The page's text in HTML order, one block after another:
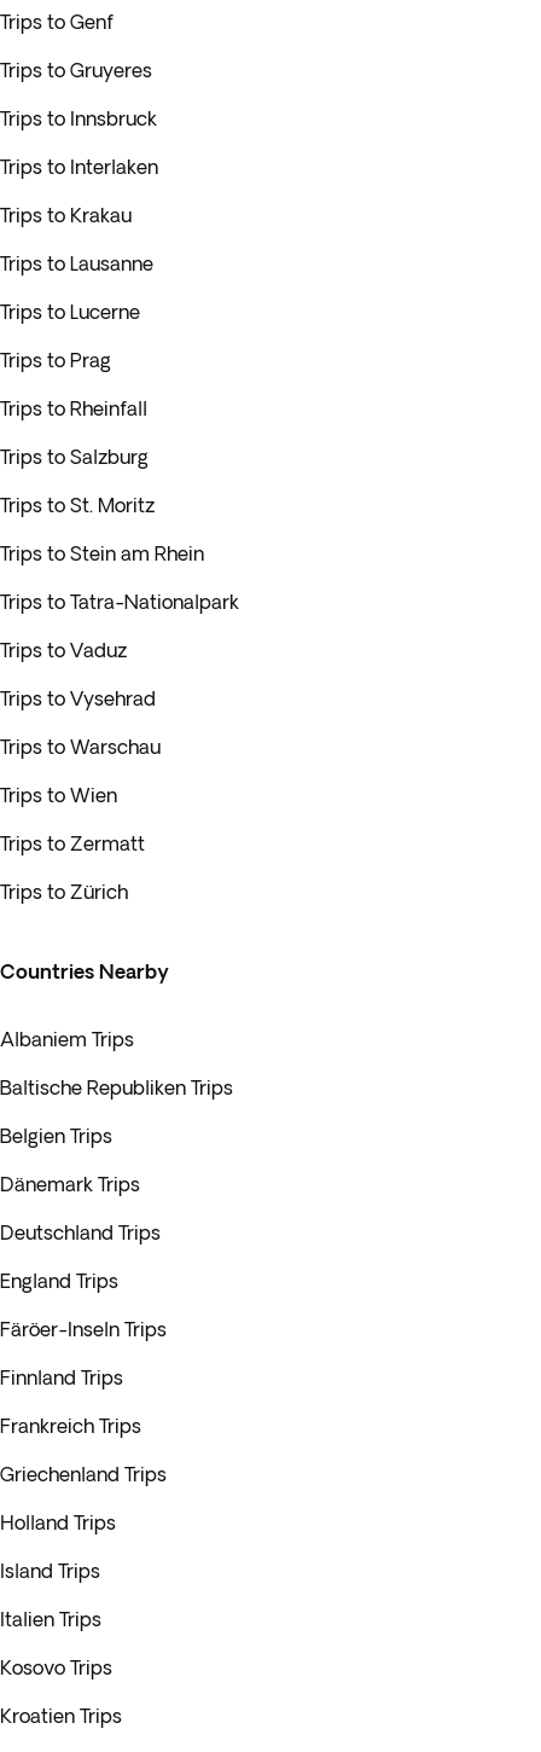
Trips to Genf
Trips to Gruyeres
Trips to Innsbruck
Trips to Interlaken
Trips to Krakau
Trips to Lausanne
Trips to Lucerne
Trips to Prag
Trips to Rheinfall
Trips to Salzburg
Trips to St. Moritz
Trips to Stein am Rhein
Trips to Tatra-Nationalpark
Trips to Vaduz
Trips to Vysehrad
Trips to Warschau
Trips to Wien
Trips to Zermatt
Trips to Zürich
Countries Nearby
Albaniem Trips
Baltische Republiken Trips
Belgien Trips
Dänemark Trips
Deutschland Trips
England Trips
Färöer-Inseln Trips
Finnland Trips
Frankreich Trips
Griechenland Trips
Holland Trips
Island Trips
Italien Trips
Kosovo Trips
Kroatien Trips